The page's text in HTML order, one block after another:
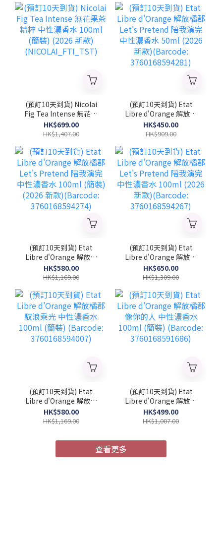
(預訂10天到貨) Nicolai
Fig Tea Intense 無花果
茶精粹 中性濃香水
100ml (簡裝) (2026 新
HK$699.00
HK$1,407.00
(預訂10天到貨) Etat
Libre d'Orange 解放橘
郡 Let's Pretend 陪我演
完 中性濃香水 50ml
3760168594281)
HK$450.00
HK$909.00
(預訂10天到貨) Etat
Libre d'Orange 解放橘
郡 Let's Pretend 陪我演
完 中性濃香水 100ml (簡
(Barcode:
3760168594274)
HK$580.00
HK$1,169.00
(預訂10天到貨) Etat
Libre d'Orange 解放橘
郡 Let's Pretend 陪我演
完 中性濃香水 100ml
3760168594267)
HK$650.00
HK$1,309.00
(預訂10天到貨) Etat
Libre d'Orange 解放橘
郡 馭浪乘光 中性濃香水
100ml (簡裝) (Barcode:
HK$580.00
HK$1,169.00
(預訂10天到貨) Etat
Libre d'Orange 解放橘
郡 像你的人 中性濃香水
100ml (簡裝) (Barcode:
HK$499.00
HK$1,007.00
查看更多